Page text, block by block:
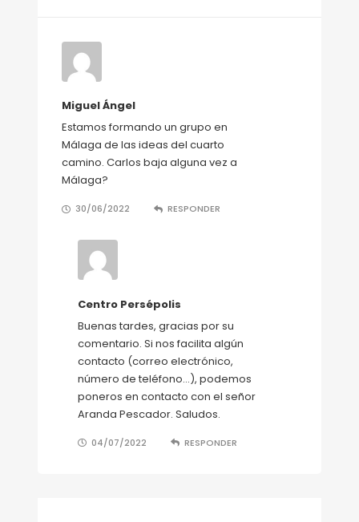
Miguel Ángel
Estamos formando un grupo en
Málaga de las ideas del cuarto
camino. Carlos baja alguna vez a
Málaga?
30/06/2022 RESPONDER
Centro Persépolis
Buenas tardes, gracias por su
comentario. Si nos facilita algún
contacto (correo electrónico,
número de teléfono…), podemos
poneros en contacto con el señor
Aranda Pescador. Saludos.
04/07/2022 RESPONDER